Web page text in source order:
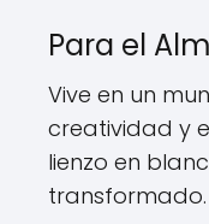
Para el
Vive en un
creatividad y
lienzo en
transformado.